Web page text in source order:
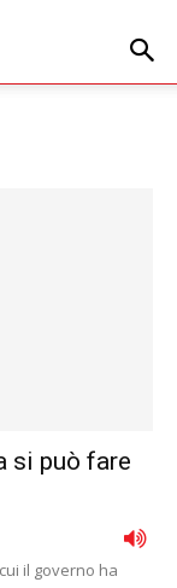
si può fare
il governo ha